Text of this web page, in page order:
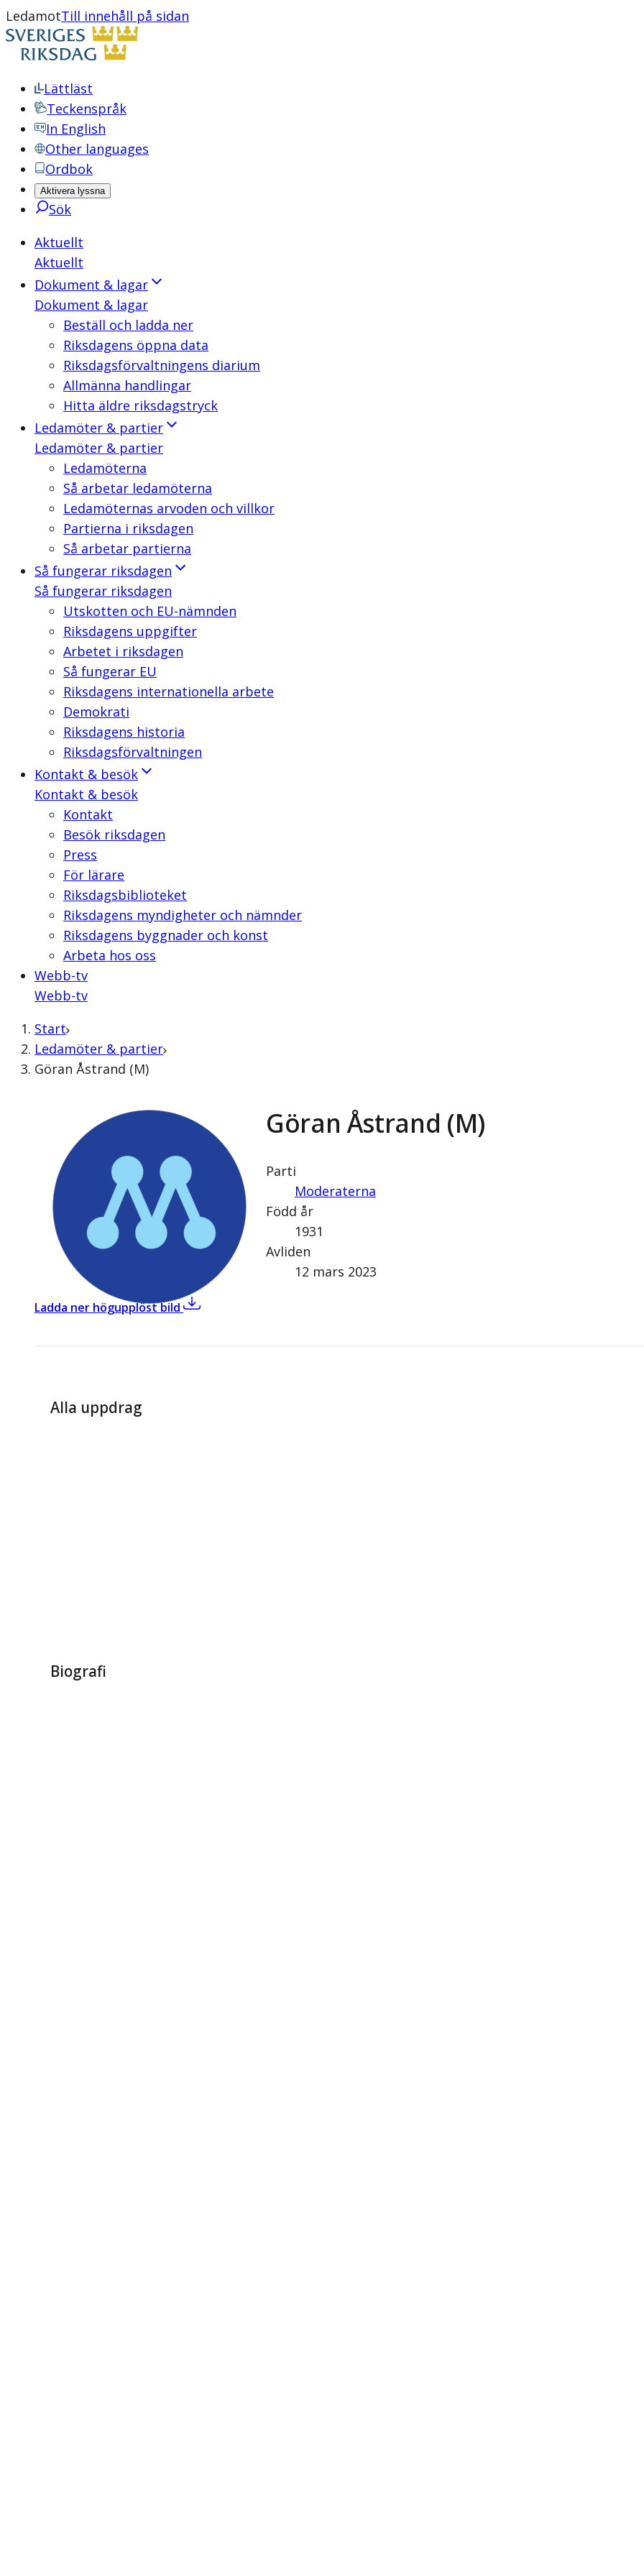
LedamotTill innehåll på sidan
Lättläst
Teckenspråk
In English
Other languages
Ordbok
Aktivera lyssna
Sök
Aktuellt
Aktuellt
Dokument & lagar
Dokument & lagar
Beställ och ladda ner
Riksdagens öppna data
Riksdagsförvaltningens diarium
Allmänna handlingar
Hitta äldre riksdagstryck
Ledamöter & partier
Ledamöter & partier
Ledamöterna
Så arbetar ledamöterna
Ledamöternas arvoden och villkor
Partierna i riksdagen
Så arbetar partierna
Så fungerar riksdagen
Så fungerar riksdagen
Utskotten och EU-nämnden
Riksdagens uppgifter
Arbetet i riksdagen
Så fungerar EU
Riksdagens internationella arbete
Demokrati
Riksdagens historia
Riksdagsförvaltningen
Kontakt & besök
Kontakt & besök
Kontakt
Besök riksdagen
Press
För lärare
Riksdagsbiblioteket
Riksdagens myndigheter och nämnder
Riksdagens byggnader och konst
Arbeta hos oss
Webb-tv
Webb-tv
Start
Ledamöter & partier
Göran Åstrand (M)
Ladda ner högupplöst bild,Göran Åstrand (M)
Göran Åstrand (M)
Parti
Moderaterna
Född år
1931
Avliden
12 mars 2023
Alla uppdrag
Biografi